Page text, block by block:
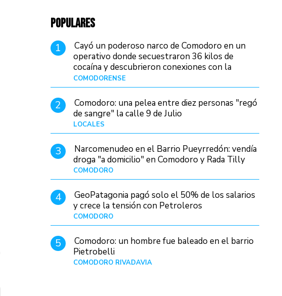
POPULARES
1
Cayó un poderoso narco de Comodoro en un
operativo donde secuestraron 36 kilos de
cocaína y descubrieron conexiones con la
Patagonia
COMODORENSE
2
Comodoro: una pelea entre diez personas "regó
de sangre" la calle 9 de Julio
LOCALES
3
Narcomenudeo en el Barrio Pueyrredón: vendía
droga "a domicilio" en Comodoro y Rada Tilly
COMODORO
4
GeoPatagonia pagó solo el 50% de los salarios
y crece la tensión con Petroleros
COMODORO
5
Comodoro: un hombre fue baleado en el barrio
Pietrobelli
COMODORO RIVADAVIA